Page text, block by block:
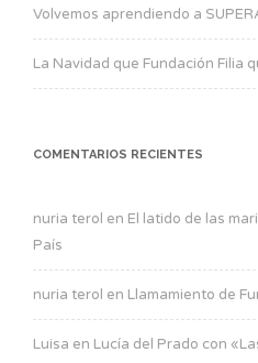
Volvemos aprendiendo a
La Navidad que Fundación Filia
COMENTARIOS RECIENTES
nuria terol en El latido de las
País
nuria terol en Llamamiento de
Luisa en Lucía del Prado con